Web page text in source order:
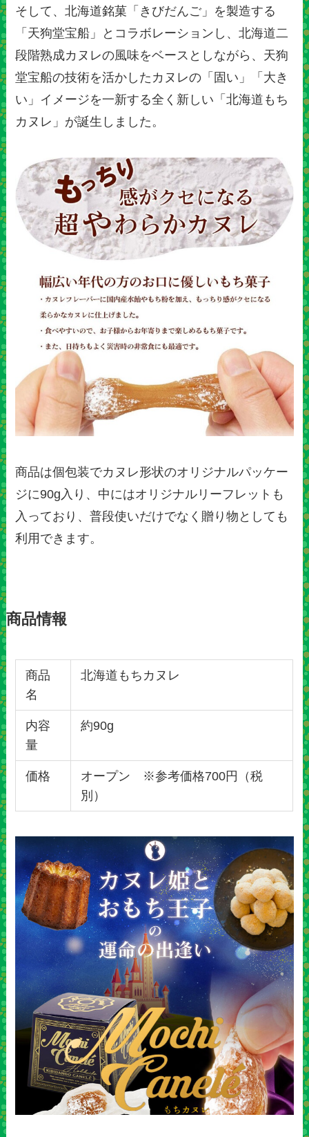
そして、北海道銘菓「きびだんご」を製造する
「天狗堂宝船」とコラボレーションし、北海道二
段階熟成カヌレの風味をベースとしながら、天狗
堂宝船の技術を活かしたカヌレの「固い」「大き
い」イメージを一新する全く新しい「北海道もち
カヌレ」が誕生しました。
商品は個包装でカヌレ形状のオリジナルパッケー
ジに90g入り、中にはオリジナルリーフレットも
入っており、普段使いだけでなく贈り物としても
利用できます。
商品情報
商品
名
北海道もちカヌレ
内容
量
約90g
価格
オープン ※参考価格700円（税
別）